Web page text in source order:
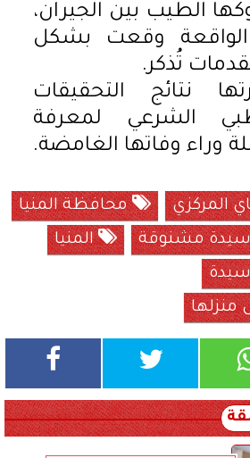
الطيب بين الجيران،
وقعت بشكل
تُذكر.
نتائج التحقيقات
الشرعي لمعرفة
وراء وفاتها الغامضة.
محافظة المنيا
سيدة مشنوقة
المنيا
سيدة
منزلها